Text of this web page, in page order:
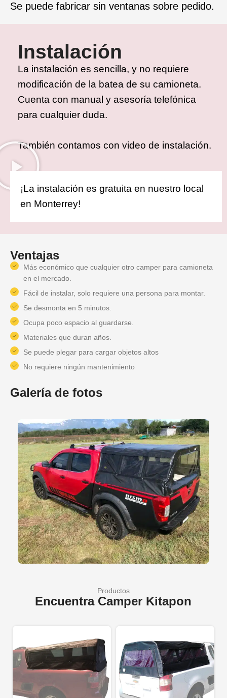
Se puede fabricar sin ventanas sobre pedido.
Instalación
La instalación es sencilla, y no requiere
modificación de la batea de su camioneta.
Cuenta con manual y asesoría telefónica
para cualquier duda.
También contamos con video de instalación.
¡La instalación es gratuita en nuestro local
en Monterrey!
Ventajas
Más económico que cualquier otro camper para camioneta
en el mercado.
Fácil de instalar, solo requiere una persona para montar.
Se desmonta en 5 minutos.
Ocupa poco espacio al guardarse.
Materiales que duran años.
Se puede plegar para cargar objetos altos
No requiere ningún mantenimiento
Galería de fotos
Productos
Encuentra Camper Kitapon